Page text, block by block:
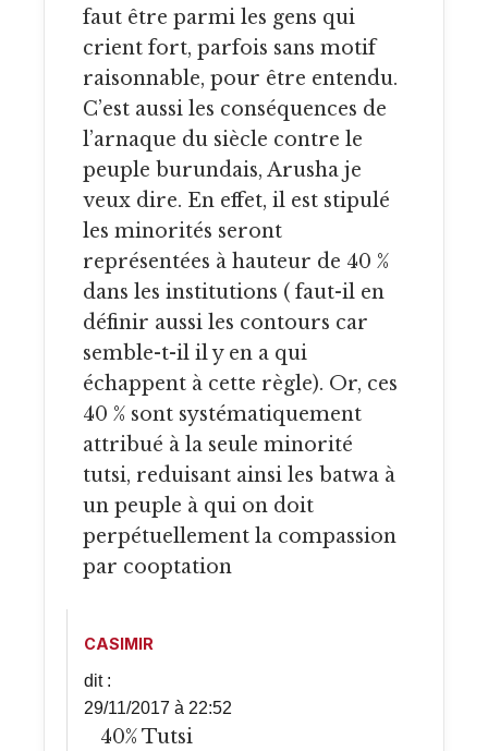
faut être parmi les gens qui
crient fort, parfois sans motif
raisonnable, pour être entendu.
C’est aussi les conséquences de
l’arnaque du siècle contre le
peuple burundais, Arusha je
veux dire. En effet, il est stipulé
les minorités seront
représentées à hauteur de 40 %
dans les institutions ( faut-il en
définir aussi les contours car
semble-t-il il y en a qui
échappent à cette règle). Or, ces
40 % sont systématiquement
attribué à la seule minorité
tutsi, reduisant ainsi les batwa à
un peuple à qui on doit
perpétuellement la compassion
par cooptation
CASIMIR
dit :
29/11/2017 à 22:52
40% Tutsi